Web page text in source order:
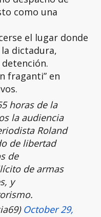
como una
el lugar donde
dictadura,
fraganti” en
horas de la
la audiencia
Roland
de libertad
de
de armas
y
October 29,